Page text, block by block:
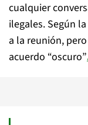
cualquier
ilegales. Según
a la reunión,
acuerdo “oscuro”